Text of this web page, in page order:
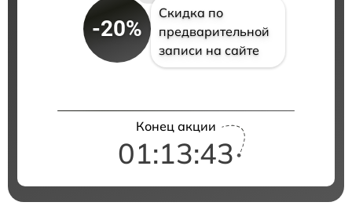
-20%
Скидка по
предварительной
записи на сайте
Конец акции
01:13:42